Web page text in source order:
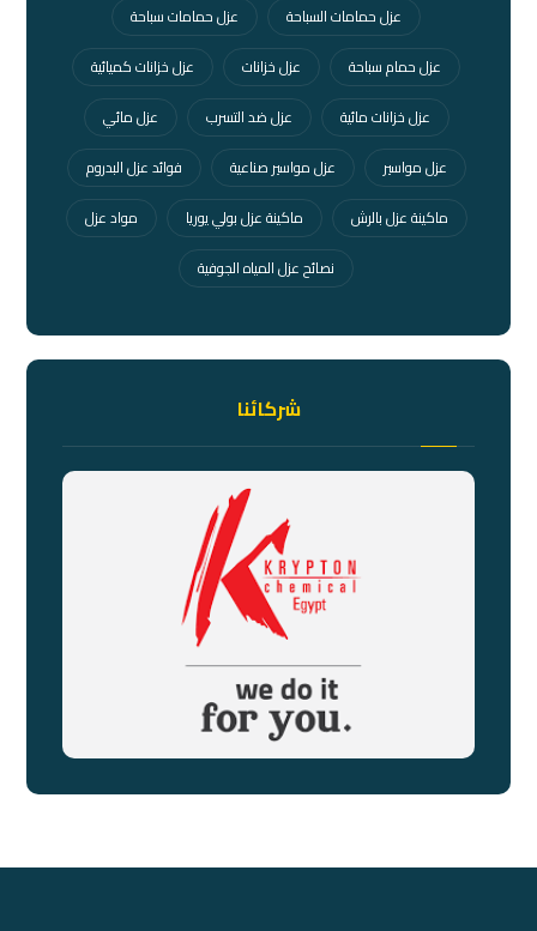
عزل حمامات السباحة
عزل حمامات سباحة
عزل حمام سباحة
عزل خزانات
عزل خزانات كميائية
عزل خزانات مائية
عزل ضد التسرب
عزل مائي
عزل مواسير
عزل مواسير صناعية
فوائد عزل البدروم
ماكينة عزل بالرش
ماكينة عزل بولي يوريا
مواد عزل
نصائح عزل المياه الجوفية
شركائنا